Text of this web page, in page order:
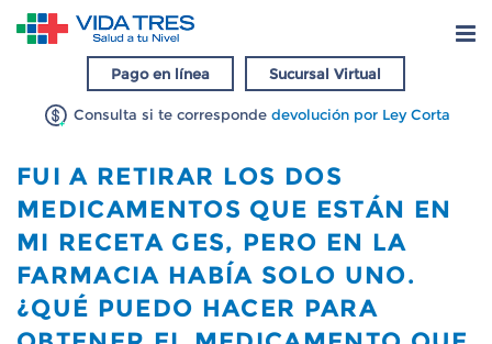
Pago en línea Sucursal Virtual
Consulta si te corresponde devolución por Ley Corta
FUI A RETIRAR LOS DOS
MEDICAMENTOS QUE ESTÁN EN
MI RECETA GES, PERO EN LA
FARMACIA HABÍA SOLO UNO.
¿QUÉ PUEDO HACER PARA